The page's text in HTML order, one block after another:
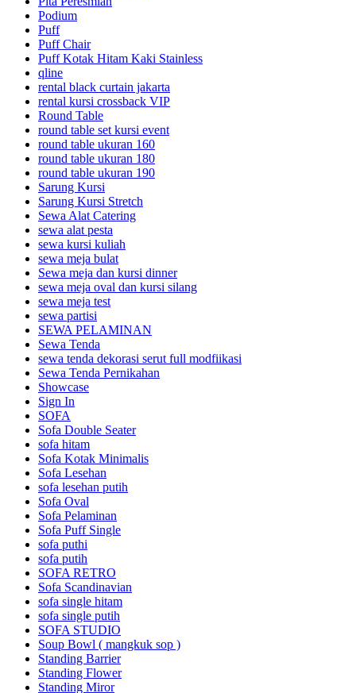
Podium
Puff
Puff Chair
Puff Kotak Hitam Kaki Stainless
qline
rental black curtain jakarta
rental kursi crossback VIP
Round Table
round table set kursi event
round table ukuran 160
round table ukuran 180
round table ukuran 190
Sarung Kursi
Sarung Kursi Stretch
Sewa Alat Catering
sewa alat pesta
sewa kursi kuliah
sewa meja bulat
Sewa meja dan kursi dinner
sewa meja oval dan kursi silang
sewa meja test
sewa partisi
SEWA PELAMINAN
Sewa Tenda
sewa tenda dekorasi serut full modfiikasi
Sewa Tenda Pernikahan
Showcase
Sign In
SOFA
Sofa Double Seater
sofa hitam
Sofa Kotak Minimalis
Sofa Lesehan
sofa lesehan putih
Sofa Oval
Sofa Pelaminan
Sofa Puff Single
sofa puthi
sofa putih
SOFA RETRO
Sofa Scandinavian
sofa single hitam
sofa single putih
SOFA STUDIO
Soup Bowl ( mangkuk sop )
Standing Barrier
Standing Flower
Standing Miror